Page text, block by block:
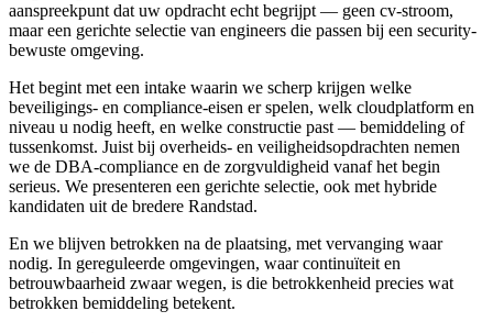
aanspreekpunt dat uw opdracht echt begrijpt — geen cv-stroom,
maar een gerichte selectie van engineers die passen bij een security-
bewuste omgeving.
Het begint met een intake waarin we scherp krijgen welke
beveiligings- en compliance-eisen er spelen, welk cloudplatform en
niveau u nodig heeft, en welke constructie past — bemiddeling of
tussenkomst. Juist bij overheids- en veiligheidsopdrachten nemen
we de DBA-compliance en de zorgvuldigheid vanaf het begin
serieus. We presenteren een gerichte selectie, ook met hybride
kandidaten uit de bredere Randstad.
En we blijven betrokken na de plaatsing, met vervanging waar
nodig. In gereguleerde omgevingen, waar continuïteit en
betrouwbaarheid zwaar wegen, is die betrokkenheid precies wat
betrokken bemiddeling betekent.